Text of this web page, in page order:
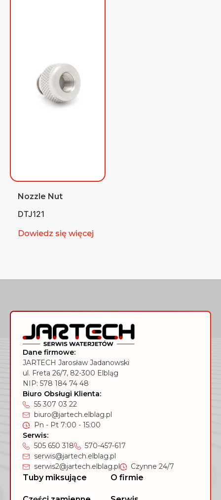
Nozzle Nut
DTJ121
Dowiedz się więcej
Dane firmowe:
JARTECH Jarosław Jadanowski
ul. Freta 26/7, 82-300 Elbląg
NIP: 578 184 74 48
Biuro Obsługi Klienta:
55 307 03 22
biuro@jartech.elblag.pl
Pn - Pt 7:00 - 15:00
Serwis:
505 650 318
570-457-617
serwis@jartech.elblag.pl
serwis2@jartech.elblag.pl
Czynne 24/7
Tuby miksujące O firmie